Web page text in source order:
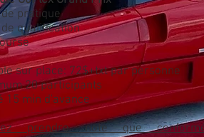
pratique
qualification
sur place: 72$+txt par personne
20 participants
15 min d'avance
prendre note que